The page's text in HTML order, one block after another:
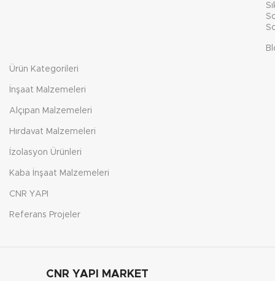
Ürün Kategorileri
İnşaat Malzemeleri
Alçıpan Malzemeleri
Hırdavat Malzemeleri
İzolasyon Ürünleri
Kaba İnşaat Malzemeleri
CNR YAPI
Referans Projeler
CNR YAPI MARKET